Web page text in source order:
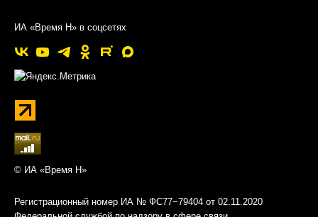
ИА «Время Н» в соцсетях
© ИА «Время Н»
Регистрационный номер ИА № ФС77−79404 от 02.11.2020